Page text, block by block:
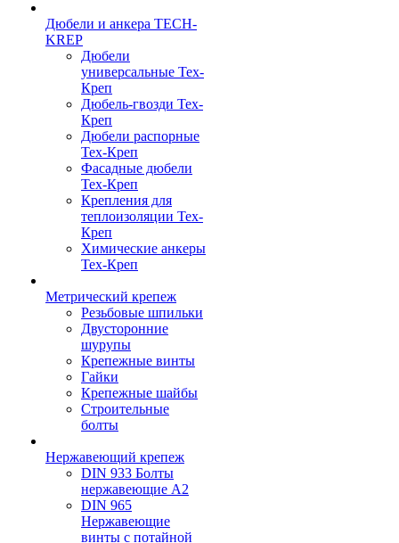
Дюбели и анкера TECH-
KREP
Дюбели
универсальные Тех-
Креп
Дюбель-гвозди Тех-
Креп
Дюбели распорные
Тех-Креп
Фасадные дюбели
Тех-Креп
Крепления для
теплоизоляции Тех-
Креп
Химические анкеры
Тех-Креп
Метрический крепеж
Резьбовые шпильки
Двусторонние
шурупы
Крепежные винты
Гайки
Крепежные шайбы
Строительные
болты
Нержавеющий крепеж
DIN 933 Болты
нержавеющие А2
DIN 965
Нержавеющие
винты с потайной